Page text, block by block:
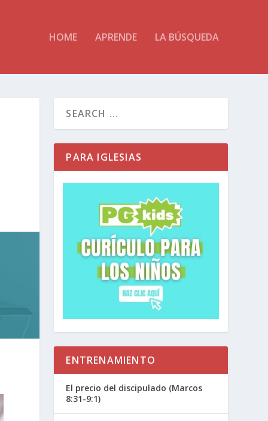
HOME APRENDE LA BÚSQUEDA
PARA IGLESIAS
ENTRENAMIENTO
El precio del discipulado (Marcos
8:31-9:1)